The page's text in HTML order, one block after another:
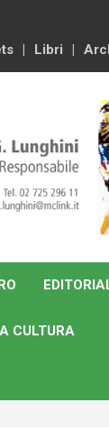
Libri
CULTURA